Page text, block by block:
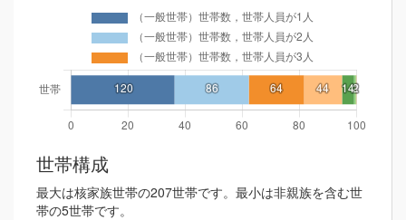
世帯構成
最大は核家族世帯の207世帯です。最小は非親族を含む世
帯の5世帯です。